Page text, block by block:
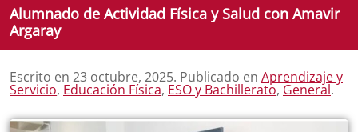
Alumnado de Actividad Física y Salud con Amavir
Argaray
Escrito en 23 octubre, 2025. Publicado en Aprendizaje y
Servicio, Educación Física, ESO y Bachillerato, General.